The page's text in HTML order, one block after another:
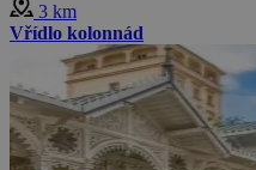
3 km
Vřídlo kolonnád